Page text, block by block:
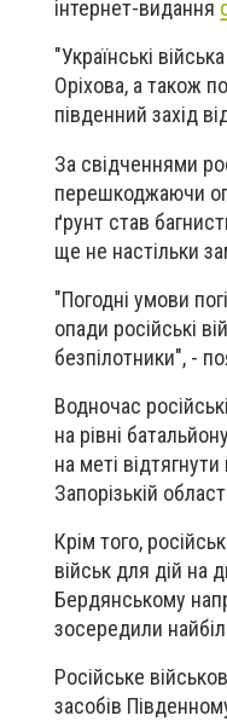
інтернет-видання
"Українські
Оріхова, а також
південний захід
За свідченнями
перешкоджаючи
ґрунт став
ще не настільки
"Погодні умови
опади російські
безпілотники", -
Водночас
на рівні
на меті
Запорізькій
Крім того,
військ для дій на
Бердянському
зосередили
Російське
засобів